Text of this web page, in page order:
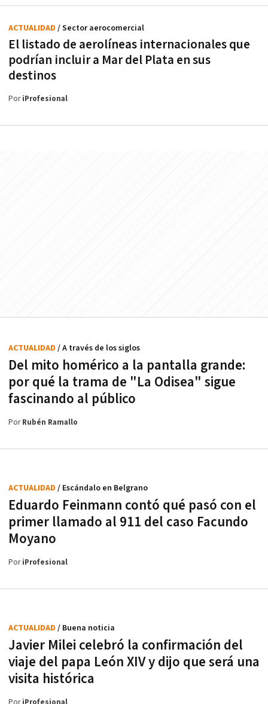
El listado de aerolíneas internacionales que
podrían incluir a Mar del Plata en sus
destinos
ACTUALIDAD / Sector aerocomercial
PoriProfesional
Del mito homérico a la pantalla grande:
por qué la trama de "La Odisea" sigue
fascinando al público
ACTUALIDAD / A través de los siglos
PorRubén Ramallo
Eduardo Feinmann contó qué pasó con el
primer llamado al 911 del caso Facundo
Moyano
ACTUALIDAD / Escándalo en Belgrano
PoriProfesional
Javier Milei celebró la confirmación del
viaje del papa León XIV y dijo que será una
visita histórica
ACTUALIDAD / Buena noticia